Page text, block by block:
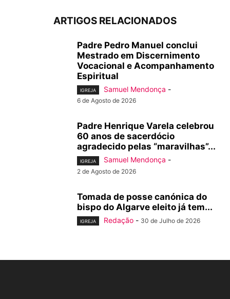
ARTIGOS RELACIONADOS
Padre Pedro Manuel conclui
Mestrado em Discernimento
Vocacional e Acompanhamento
Espiritual
IGREJA Samuel Mendonça -
6 de Agosto de 2026
Padre Henrique Varela celebrou
60 anos de sacerdócio
agradecido pelas “maravilhas”...
IGREJA Samuel Mendonça -
2 de Agosto de 2026
Tomada de posse canónica do
bispo do Algarve eleito já tem...
IGREJA Redação - 30 de Julho de 2026